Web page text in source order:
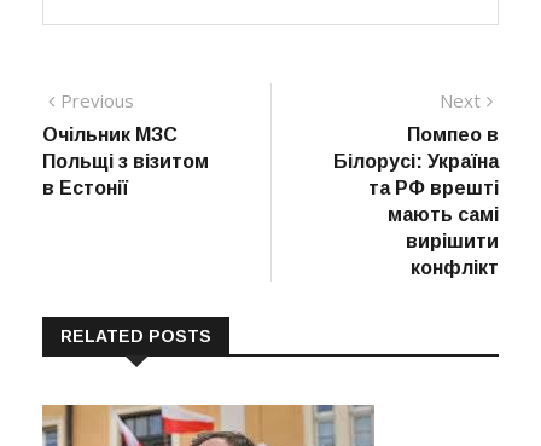
Навігація
записів
Previous
post:
Очільник МЗС
Польщі з візитом
в Естонії
Next
Помпео в
Білорусі: Україна
та РФ врешті
мають самі
вирішити
конфлікт
RELATED POSTS